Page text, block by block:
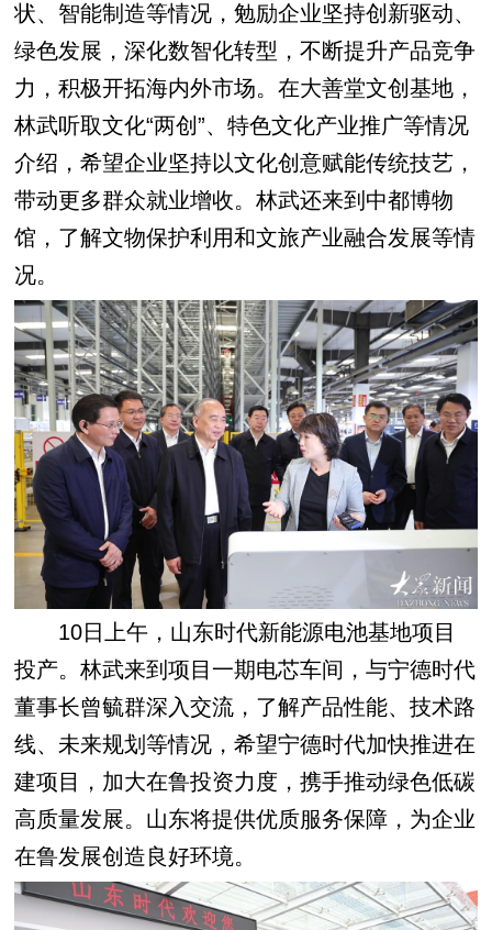
状、智能制造等情况，勉励企业坚持创新驱动、
绿色发展，深化数智化转型，不断提升产品竞争
力，积极开拓海内外市场。在大善堂文创基地，
林武听取文化“两创”、特色文化产业推广等情况
介绍，希望企业坚持以文化创意赋能传统技艺，
带动更多群众就业增收。林武还来到中都博物
馆，了解文物保护利用和文旅产业融合发展等情
况。
10日上午，山东时代新能源电池基地项目
投产。林武来到项目一期电芯车间，与宁德时代
董事长曾毓群深入交流，了解产品性能、技术路
线、未来规划等情况，希望宁德时代加快推进在
建项目，加大在鲁投资力度，携手推动绿色低碳
高质量发展。山东将提供优质服务保障，为企业
在鲁发展创造良好环境。